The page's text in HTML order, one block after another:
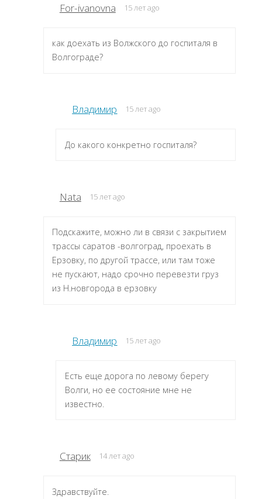
For-ivanovna 15 лет ago
как доехать из Волжского до госпиталя в
Волгограде?
Владимир 15 лет ago
До какого конкретно госпиталя?
Nata 15 лет ago
Подскажите, можно ли в связи с закрытием
трассы саратов -волгоград, проехать в
Ерзовку, по другой трассе, или там тоже
не пускают, надо срочно перевезти груз
из Н.новгорода в ерзовку
Владимир 15 лет ago
Есть еще дорога по левому берегу
Волги, но ее состояние мне не
известно.
Старик 14 лет ago
Здравствуйте.